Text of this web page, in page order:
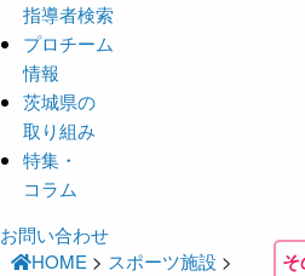
指導者検索
プロチーム
情報
茨城県の
取り組み
特集・
コラム
お問い合わせ
HOME > スポーツ施設 >